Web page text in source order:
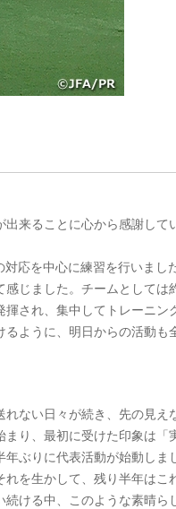
来ることに心から感謝して
応を中心に練習を行いまし
じました。チームとしては
され、集中してトレーニン
ように、明日からの活動も
ない日々が続き、先の見え
り、最初に受けた印象は「
ぶりに代表活動が始動しま
を生かして、残り半年はこ
ける中、このような素晴ら